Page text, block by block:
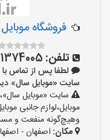
فروشگاه
تلفن:
لطفا پس از تماس
سایت «موبایل سال» دیده ام و
سایت «موبایل
موبایل،لوازم جانبی
وهیچ‌گونه منفعت و
مکان: اصفهان -